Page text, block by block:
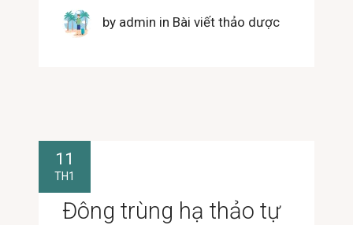
by admin in Bài viết thảo dược
11
TH1
Đông trùng hạ thảo tự